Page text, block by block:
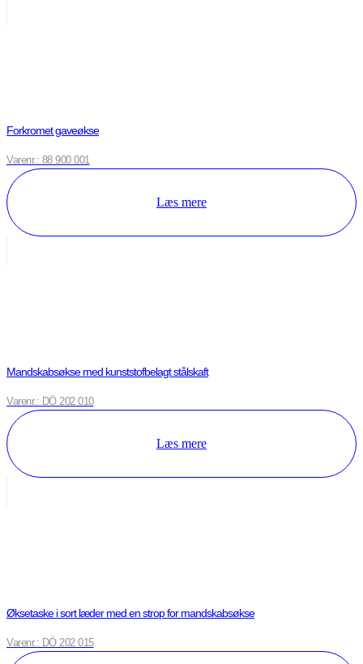
Forkromet gaveøkse
Varenr.: 88 900 001
Læs mere
Mandskabsøkse med kunststofbelagt stålskaft
Varenr.: DÖ 202 010
Læs mere
Øksetaske i sort læder med en strop for mandskabsøkse
Varenr.: DÖ 202 015